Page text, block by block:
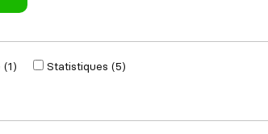
Statistiques (5)